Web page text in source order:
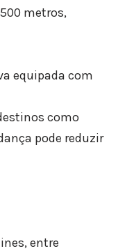
metros,
equipada com
como
pode reduzir
entre